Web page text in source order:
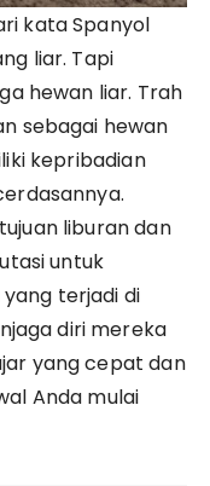
kata Spanyol
liar. Tapi
hewan liar. Trah
sebagai hewan
kepribadian
liburan dan
untuk
terjadi di
diri mereka
yang cepat dan
Anda mulai